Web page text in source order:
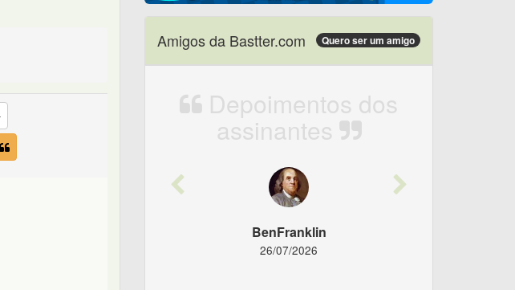
Amigos da Bastter.com Quero ser um amigo
Depoimentos dos
assinantes
Previous
BenFranklin
26/07/2026